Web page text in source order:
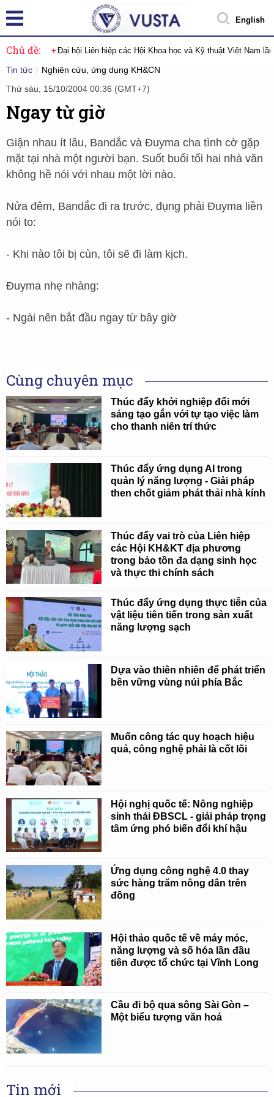
English
Chủ đề: Đại hội Liên hiệp các Hội Khoa học và Kỹ thuật Việt Nam
Tin tức
Nghiên cứu, ứng dụng KH&CN
Thứ sáu, 15/10/2004 00:36 (GMT+7)
Ngay từ giờ
Giận nhau ít lâu, Bandắc và Đuyma cha tình cờ gặp
mặt tại nhà một người bạn. Suốt buổi tối hai nhà văn
không hề nói với nhau một lời nào.
Nửa đêm, Bandắc đi ra trước, đụng phải Đuyma liền
nói to:
- Khi nào tôi bị cùn, tôi sẽ đi làm kịch.
Đuyma nhẹ nhàng:
- Ngài nên bắt đầu ngay từ bây giờ
Cùng chuyên mục
Thúc đẩy khởi nghiệp đổi mới
sáng tạo gắn với tự tạo việc làm
cho thanh niên trí thức
Thúc đẩy ứng dụng AI trong
quản lý năng lượng - Giải pháp
then chốt giảm phát thải nhà kính
Thúc đẩy vai trò của Liên hiệp
các Hội KH&KT địa phương
trong bảo tồn đa dạng sinh học
và thực thi chính sách
Thúc đẩy ứng dụng thực tiễn của
vật liệu tiên tiến trong sản xuất
năng lượng sạch
Dựa vào thiên nhiên để phát triển
bền vững vùng núi phía Bắc
Muốn công tác quy hoạch hiệu
quả, công nghệ phải là cốt lõi
Hội nghị quốc tế: Nông nghiệp
sinh thái ĐBSCL - giải pháp trọng
tâm ứng phó biến đổi khí hậu
Ứng dụng công nghệ 4.0 thay
sức hàng trăm nông dân trên
đồng
Hội thảo quốc tế về máy móc,
năng lượng và số hóa lần đầu
tiên được tổ chức tại Vĩnh Long
Cầu đi bộ qua sông Sài Gòn –
Một biểu tượng văn hoá
Tin mới